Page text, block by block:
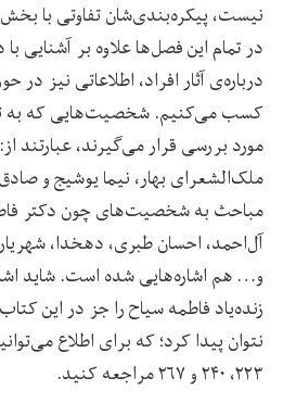
نیست، پیکره‌بندی‌شان تفاوتی با
در تمام این فصل‌ها علاوه بر آشنایی
درباره‌ی آثار افراد، اطلاعاتی نیز در
کسب می‌کنیم. شخصیت‌هایی که به
مورد بررسی قرار می‌گیرند، عبارتند
ملک‌الشعرای بهار، نیما یوشیج و
مباحث به شخصیت‌های چون دکتر
آل‌احمد، احسان طبری، دهخدا،
و… هم اشاره‌هایی شده است. شاید
زنده‌یاد فاطمه سیاح را جز در این
۲۲۳، ۲۴۰ و ۲۶۷ مراجعه کنید.